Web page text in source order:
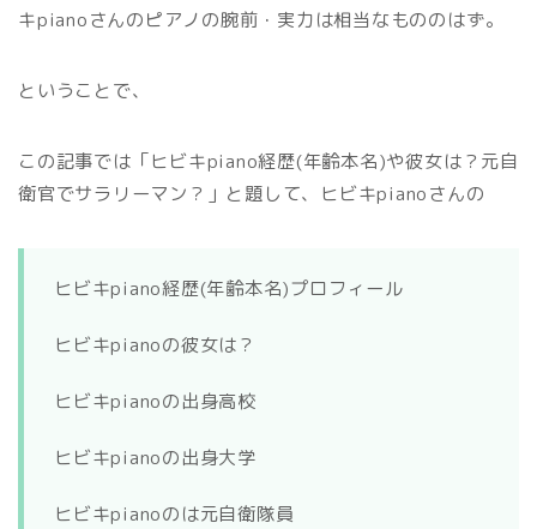
キpianoさんのピアノの腕前・実力は相当なもののはず。
ということで、
この記事では「ヒビキpiano経歴(年齢本名)や彼女は？元自
衛官でサラリーマン？」と題して、ヒビキpianoさんの
ヒビキpiano経歴(年齢本名)プロフィール
ヒビキpianoの彼女は？
ヒビキpianoの出身高校
ヒビキpianoの出身大学
ヒビキpianoのは元自衛隊員